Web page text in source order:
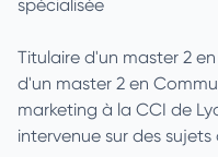
spécialisée
Titulaire d'un master 2
d'un master 2 en
marketing à la CCI de
intervenue sur des sujets